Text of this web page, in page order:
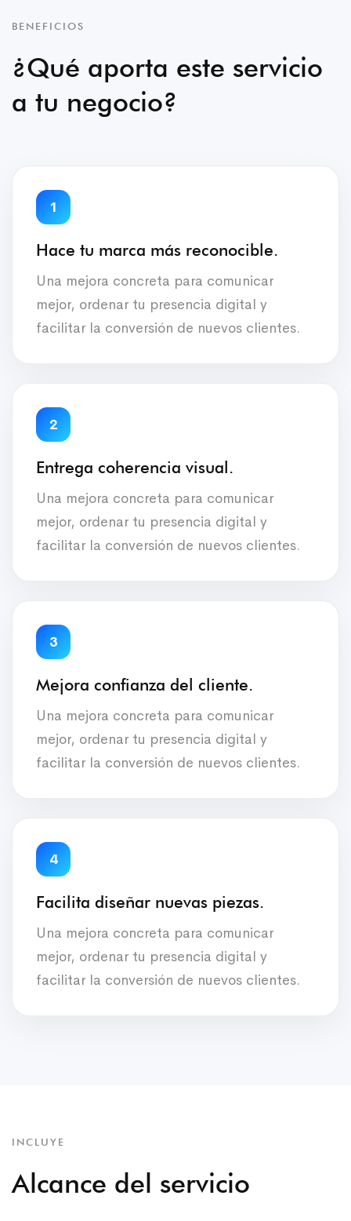
BENEFICIOS
¿Qué aporta este servicio
a tu negocio?
1
Hace tu marca más reconocible.
Una mejora concreta para comunicar
mejor, ordenar tu presencia digital y
facilitar la conversión de nuevos clientes.
2
Entrega coherencia visual.
Una mejora concreta para comunicar
mejor, ordenar tu presencia digital y
facilitar la conversión de nuevos clientes.
3
Mejora confianza del cliente.
Una mejora concreta para comunicar
mejor, ordenar tu presencia digital y
facilitar la conversión de nuevos clientes.
4
Facilita diseñar nuevas piezas.
Una mejora concreta para comunicar
mejor, ordenar tu presencia digital y
facilitar la conversión de nuevos clientes.
INCLUYE
Alcance del servicio